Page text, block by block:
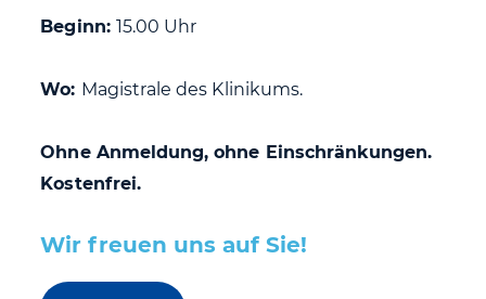
Beginn: 15.00 Uhr
Wo: Magistrale des Klinikums.
Ohne Anmeldung, ohne Einschränkungen.
Kostenfrei.
Wir freuen uns auf Sie!